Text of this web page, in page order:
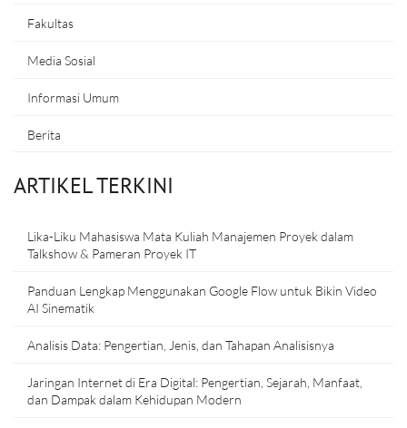
Fakultas
Media Sosial
Informasi Umum
Berita
ARTIKEL TERKINI
Lika-Liku Mahasiswa Mata Kuliah Manajemen Proyek dalam
Talkshow & Pameran Proyek IT
Panduan Lengkap Menggunakan Google Flow untuk Bikin Video
AI Sinematik
Analisis Data: Pengertian, Jenis, dan Tahapan Analisisnya
Jaringan Internet di Era Digital: Pengertian, Sejarah, Manfaat,
dan Dampak dalam Kehidupan Modern